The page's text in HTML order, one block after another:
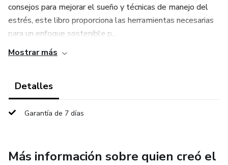
consejos para mejorar el sueño y técnicas de manejo del
estrés, este libro proporciona las herramientas necesarias
para un enfoque sostenible p...
Mostrar más
Detalles
Garantía de 7 días
Más información sobre quien creó el